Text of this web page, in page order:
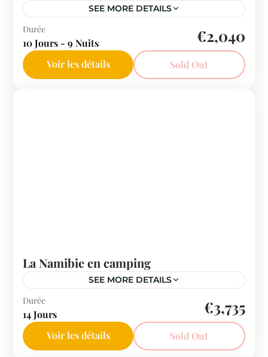
SEE MORE DETAILS
Afrique du Sud
15 People
Durée
10 Jours - 9 Nuits €2,040
Voir les détails Sold Out
La Namibie en camping
SEE MORE DETAILS
Afrique du Sud
Durée
14 Jours €3,735
Voir les détails Sold Out